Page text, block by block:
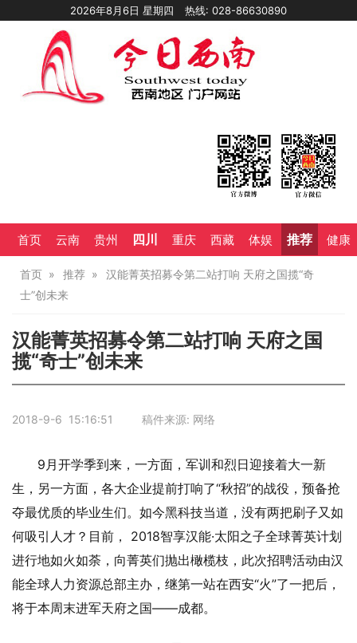
2026年8月6日 星期四 热线: 028-86630890
首页 云南 贵州 四川 重庆 西藏 体娱 推荐 健康
首页 推荐
汉能菁英招募令第二站打响 天府之国揽“奇
士”创未来
汉能菁英招募令第二站打响 天府之国
揽“奇士”创未来
2018-9-6 15:16:51 稿件来源: 网络
9月开学季到来，一方面，军训和烈日迎接着大一新
生，另一方面，各大企业提前打响了“秋招”的战役，预备抢
夺最优质的毕业生们。如今黑科技当道，没有两把刷子又如
何吸引人才？目前， 2018智享汉能·太阳之子全球菁英计划
进行地如火如荼，向菁英们抛出橄榄枝，此次招聘活动由汉
能全球人力资源总部主办，继第一站在西安“火”了一把后，
将于本周末进军天府之国——成都。